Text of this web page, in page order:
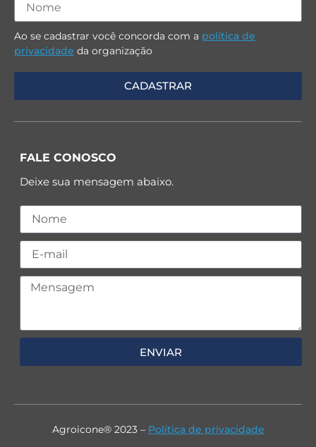
Ao se cadastrar você concorda com a política de
privacidade da organização
FALE CONOSCO
Deixe sua mensagem abaixo.
ENVIAR
Agroicone® 2023 – Política de privacidade